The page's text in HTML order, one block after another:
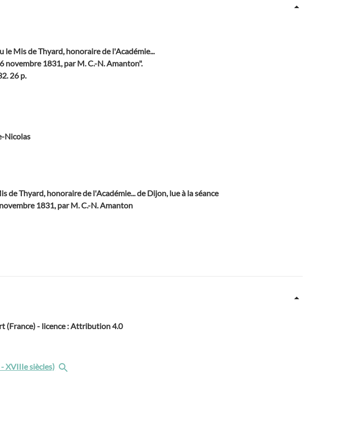
Mis de Thyard, honoraire de l'Académie...
novembre 1831, par M. C.-N. Amanton".
26 p.
Nicolas
de Thyard, honoraire de l'Académie... de Dijon, lue à la séance
1831, par M. C.-N. Amanton
(France) - licence : Attribution 4.0
XVIIIe siècles)